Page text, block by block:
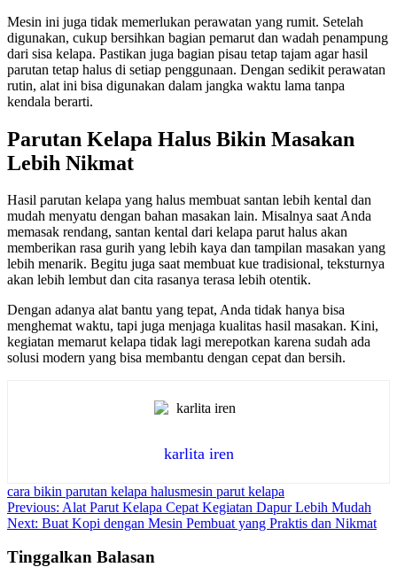
Mesin ini juga tidak memerlukan perawatan yang rumit. Setelah
digunakan, cukup bersihkan bagian pemarut dan wadah penampung
dari sisa kelapa. Pastikan juga bagian pisau tetap tajam agar hasil
parutan tetap halus di setiap penggunaan. Dengan sedikit perawatan
rutin, alat ini bisa digunakan dalam jangka waktu lama tanpa
kendala berarti.
Parutan Kelapa Halus Bikin Masakan
Lebih Nikmat
Hasil parutan kelapa yang halus membuat santan lebih kental dan
mudah menyatu dengan bahan masakan lain. Misalnya saat Anda
memasak rendang, santan kental dari kelapa parut halus akan
memberikan rasa gurih yang lebih kaya dan tampilan masakan yang
lebih menarik. Begitu juga saat membuat kue tradisional, teksturnya
akan lebih lembut dan cita rasanya terasa lebih otentik.
Dengan adanya alat bantu yang tepat, Anda tidak hanya bisa
menghemat waktu, tapi juga menjaga kualitas hasil masakan. Kini,
kegiatan memarut kelapa tidak lagi merepotkan karena sudah ada
solusi modern yang bisa membantu dengan cepat dan bersih.
karlita iren
cara bikin parutan kelapa halusmesin parut kelapa
Navigasi
pos
Previous: Alat Parut Kelapa Cepat Kegiatan Dapur Lebih Mudah
Next: Buat Kopi dengan Mesin Pembuat yang Praktis dan Nikmat
Tinggalkan Balasan